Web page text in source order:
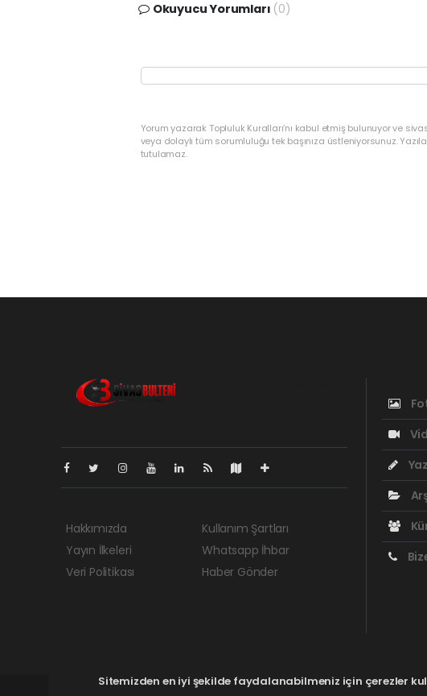
Okuyucu Yorumları (0)
Yorum yazarak Topluluk Kuralları’nı kabul etmiş bulunuyor ve
veya dolaylı tüm sorumluluğu tek başınıza üstleniyorsunuz.
tutulamaz.
Sitemizden en iyi şekilde faydalanabilmeniz için çerezler
Hakkımızda
Yayın İlkeleri
Veri Politikası
Kullanım Şartları
Whatsapp İhbar
Haber Gönder